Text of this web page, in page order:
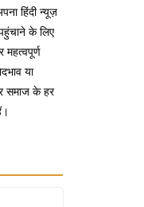
हिंदी न्यूज़
के लिए
महत्वपूर्ण
या
समाज के हर